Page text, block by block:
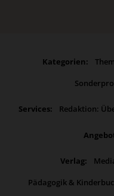
Kategorien:
Services: Redaktion:
Verlag:
Pädagogik &